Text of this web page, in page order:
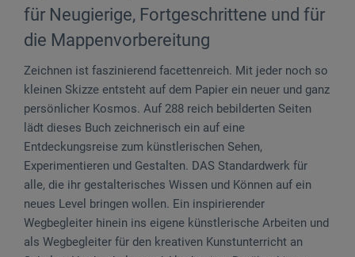
für Neugierige, Fortgeschrittene und für
die Mappenvorbereitung
Zeichnen ist faszinierend facettenreich. Mit jeder noch so
kleinen Skizze entsteht auf dem Papier ein neuer und ganz
persönlicher Kosmos. Auf 288 reich bebilderten Seiten
lädt dieses Buch zeichnerisch ein auf eine
Entdeckungsreise zum künstlerischen Sehen,
Experimentieren und Gestalten. DAS Standardwerk für
alle, die ihr gestalterisches Wissen und Können auf ein
neues Level bringen wollen. Ein inspirierender
Wegbegleiter hinein ins eigene künstlerische Arbeiten und
als Wegbegleiter für den kreativen Kunstunterricht an